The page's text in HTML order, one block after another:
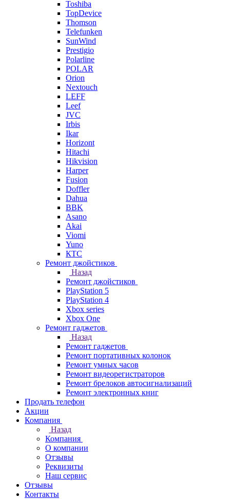
Toshiba
TopDevice
Thomson
Telefunken
SunWind
Prestigio
Polarline
POLAR
Orion
Nextouch
LEFF
Leef
JVC
Irbis
Ikar
Horizont
Hitachi
Hikvision
Harper
Fusion
Doffler
Dahua
BBK
Asano
Akai
Viomi
Yuno
КТС
Ремонт джойстиков
Назад
Ремонт джойстиков
PlayStation 5
PlayStation 4
Xbox series
Xbox One
Ремонт гаджетов
Назад
Ремонт гаджетов
Ремонт портативных колонок
Ремонт умных часов
Ремонт видеорегистраторов
Ремонт брелоков автосигнализаций
Ремонт электронных книг
Продать телефон
Акции
Компания
Назад
Компания
О компании
Отзывы
Реквизиты
Наш сервис
Отзывы
Контакты